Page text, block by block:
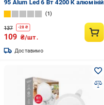
95 Alum Led 6 Вт 4200 К алюміній
1
137 -28 ₴
109 ₴/шт.
Доставимо